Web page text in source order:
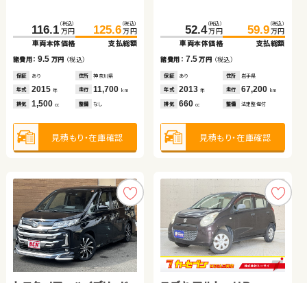
116.1 （税込）
万円
車両本体価格
125.6 （税込）
万円
支払総額
諸費用：9.5 万円 （税込）
保証 あり 住所 神奈川県
年式 2015 年 走行 11,700 km
排気 1,500 cc 整備 なし
見積もり・在庫確認
52.4 （税込）
万円
車両本体価格
59.9 （税込）
万円
支払総額
諸費用： 7.5万円 （税込）
保証 あり 住所 岩手県
年式 2013年 走行 67,200 km
排気 660cc 整備 法定整備付
見積もり・在庫確認
79.8 （税込）
万円
車両本体価格
92.9 （税込）
万円
支払総額
諸費用：13.1万円（税込）
保証 あり 住所 鹿児島県
年式 2017 年 走行 57,400km
排気 1,200 cc 整備 法定整備付
見積もり・在庫確認
291.7 （税込）
万円
車両本体価格
309.9 （税込）
万円
支払総額
諸費用： 18.2万円（税込）
保証 あり 住所 岩手県
年式 2019年 走行 73,400 km
排気 2,500 整備 法定整備付
見積もり・在庫確認
34.8 （税込）
万円
車両本体価格
50.9 （税込）
万円
支払総額
諸費用：16.1万円（税込）
保証 あり 住所 千葉県
年式 2013 年 走行 80,500km
排気 1,300 cc 整備 法定整備付
見積もり・在庫確認
249.8 （税込）
万円
車両本体価格
268.2 （税込）
万円
支払総額
諸費用： 18.4万円（税込）
保証 あり 住所 千葉県
年式 2016年 走行 37,500 km
排気 2,500 整備 法定整備付
見積もり・在庫確認